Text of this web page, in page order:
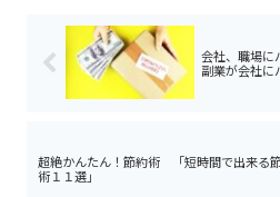
会社、職場に
副業が会社に
超絶かんたん！節約術 「短時間で出来る
術１１選」